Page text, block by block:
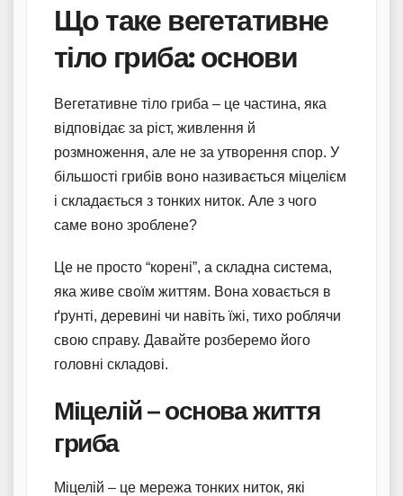
Що таке вегетативне
тіло гриба: основи
Вегетативне тіло гриба – це частина, яка
відповідає за ріст, живлення й
розмноження, але не за утворення спор. У
більшості грибів воно називається міцелієм
і складається з тонких ниток. Але з чого
саме воно зроблене?
Це не просто “корені”, а складна система,
яка живе своїм життям. Вона ховається в
ґрунті, деревині чи навіть їжі, тихо роблячи
свою справу. Давайте розберемо його
головні складові.
Міцелій – основа життя
гриба
Міцелій – це мережа тонких ниток, які